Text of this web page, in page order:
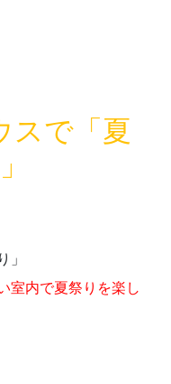
スで「夏
室内で夏祭りを楽し